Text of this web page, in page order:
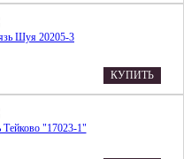
Шуя 20205-3
КУПИТЬ
Тейково "17023-1"